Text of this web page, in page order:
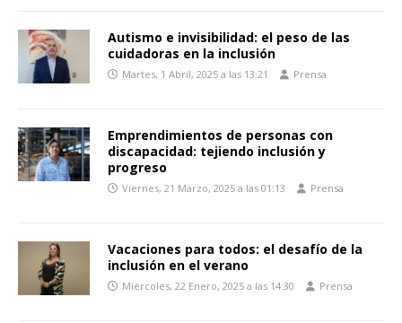
Autismo e invisibilidad: el peso de las
cuidadoras en la inclusión
Martes, 1 Abril, 2025 a las 13:21 Prensa
Emprendimientos de personas con
discapacidad: tejiendo inclusión y
progreso
Viernes, 21 Marzo, 2025 a las 01:13 Prensa
Vacaciones para todos: el desafío de la
inclusión en el verano
Miércoles, 22 Enero, 2025 a las 14:30 Prensa